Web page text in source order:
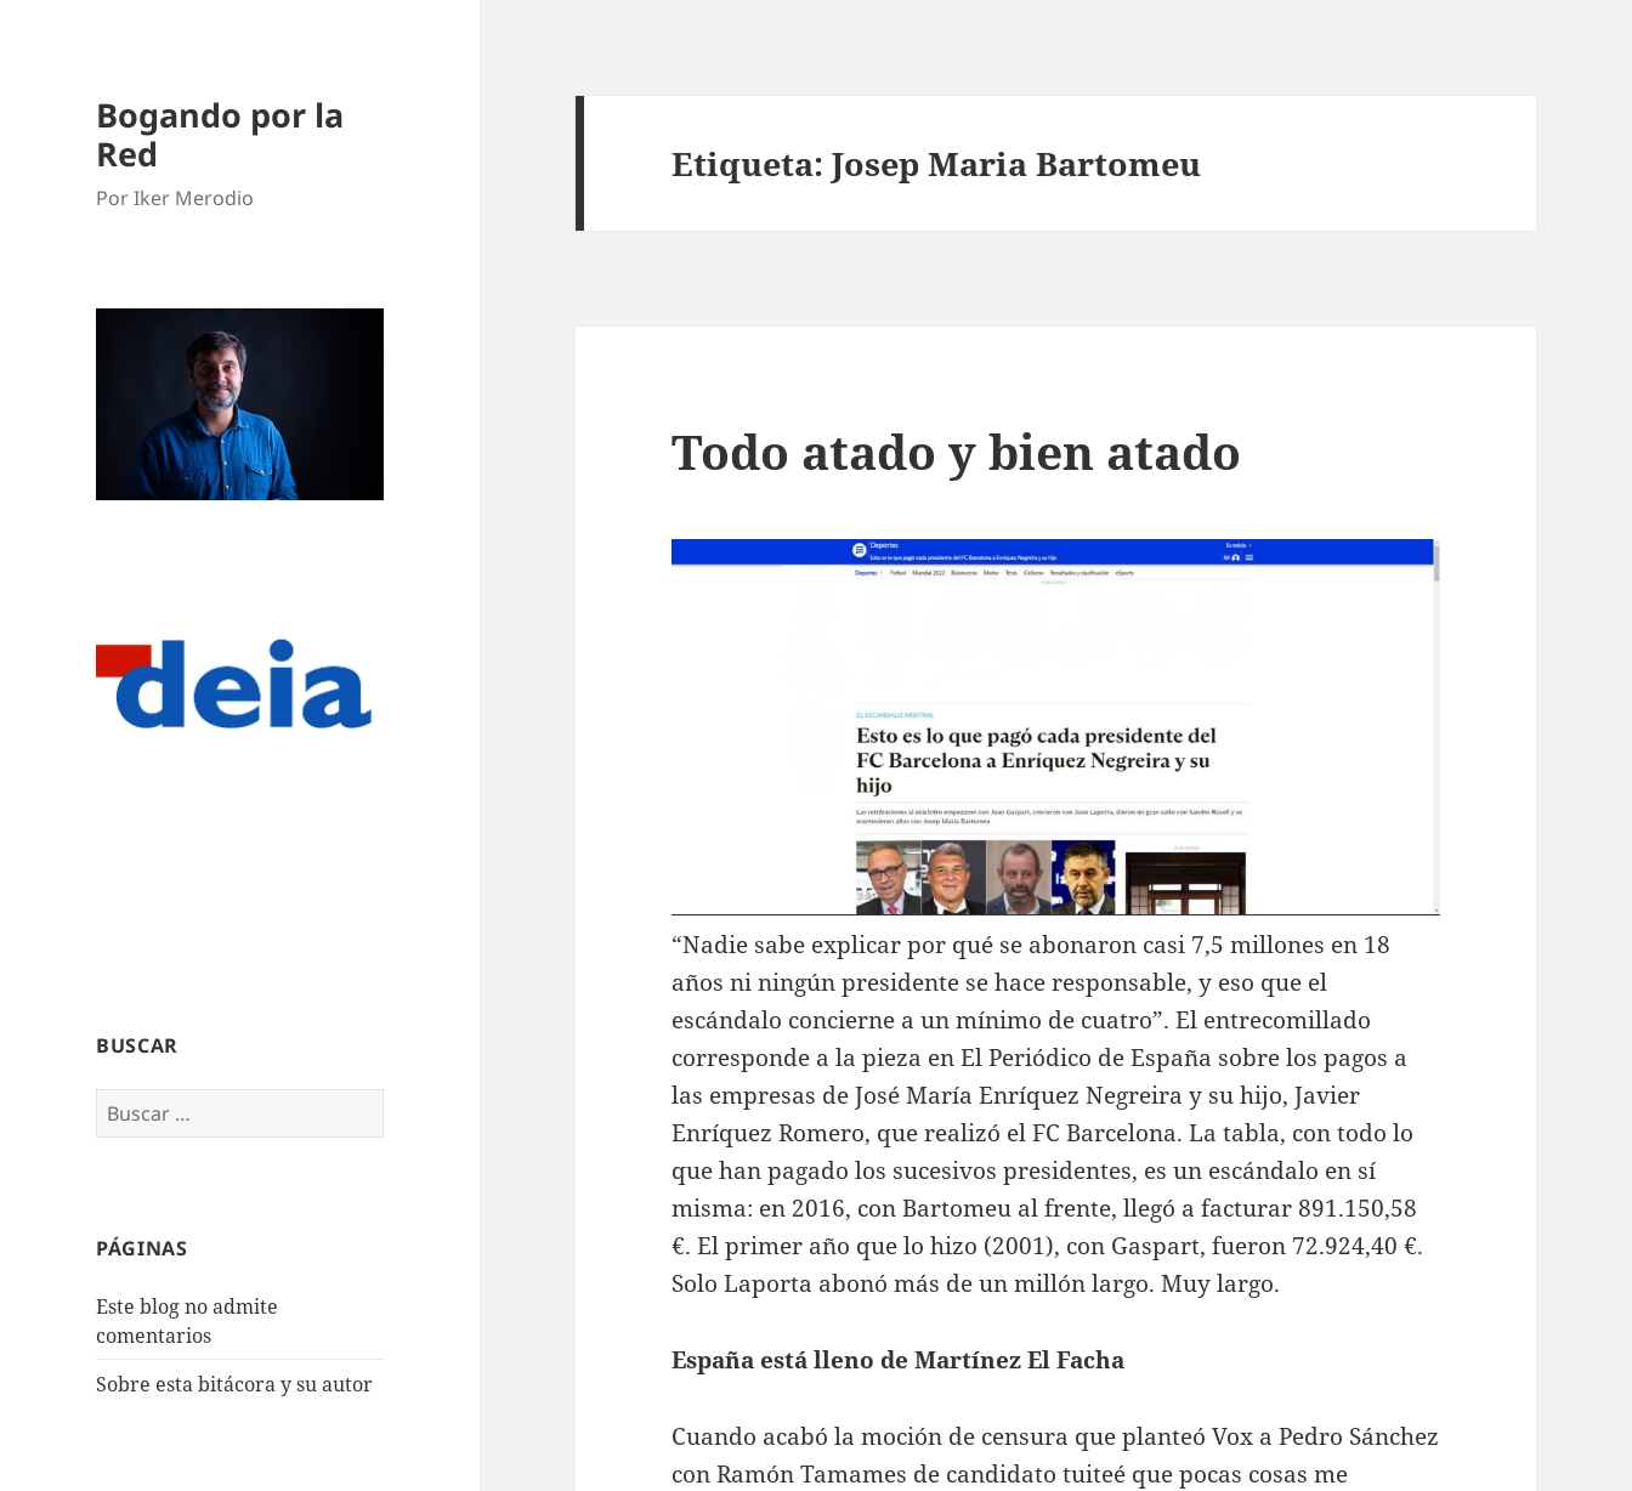
Bogando por la
Red
Por Iker Merodio
BUSCAR
Buscar:
PÁGINAS
Este blog no admite
comentarios
Sobre esta bitácora y su autor
Etiqueta:Josep Maria Bartomeu
Todo atado y bien atado
“Nadie sabe explicar por qué se abonaron casi 7,5 millones en 18
años ni ningún presidente se hace responsable, y eso que el
escándalo concierne a un mínimo de cuatro”. El entrecomillado
corresponde a la pieza en El Periódico de España sobre los pagos a
las empresas de José María Enríquez Negreira y su hijo, Javier
Enríquez Romero, que realizó el FC Barcelona. La tabla, con todo lo
que han pagado los sucesivos presidentes, es un escándalo en sí
misma: en 2016, con Bartomeu al frente, llegó a facturar 891.150,58
€. El primer año que lo hizo (2001), con Gaspart, fueron 72.924,40 €.
Solo Laporta abonó más de un millón largo. Muy largo.
España está lleno de Martínez El Facha
Cuando acabó la moción de censura que planteó Vox a Pedro Sánchez
con Ramón Tamames de candidato tuiteé que pocas cosas me